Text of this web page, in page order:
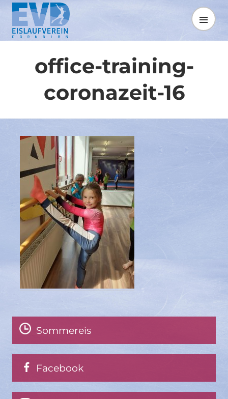
Springe
zum
Inhalt
MENÜ
office-training-
coronazeit-16
Sommereis
Facebook